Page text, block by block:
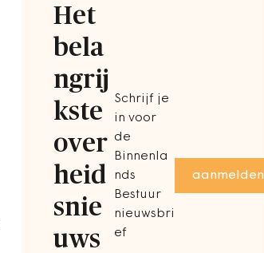
Het
bela
ngrij
kste
over
heid
snie
uws
Schrijf je
in voor
de
Binnenla
nds
Bestuur
nieuwsbri
ef
aanmelden